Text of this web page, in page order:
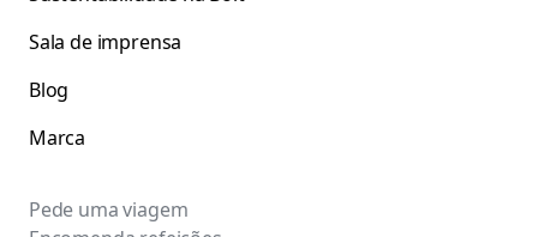
Sala de imprensa
Blog
Marca
Pede uma viagem